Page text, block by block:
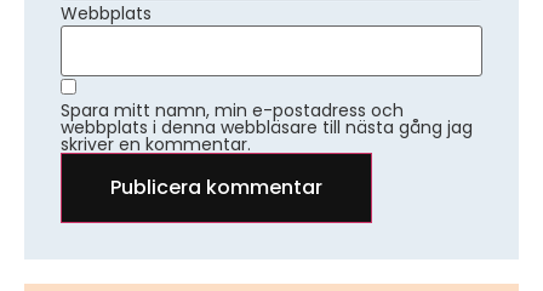
Webbplats
Spara mitt namn, min e-postadress och
webbplats i denna webbläsare till nästa gång jag
skriver en kommentar.